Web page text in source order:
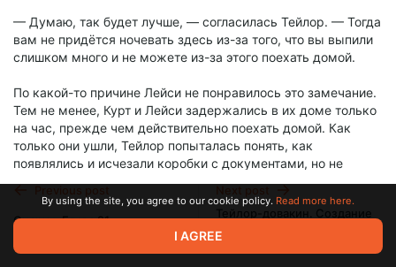
— Думаю, так будет лучше, — согласилась Тейлор. — Тогда
вам не придётся ночевать здесь из-за того, что вы выпили
слишком много и не можете из-за этого поехать домой.
По какой-то причине Лейси не понравилось это замечание.
Тем не менее, Курт и Лейси задержались в их доме только
на час, прежде чем действительно поехать домой. Как
только они ушли, Тейлор попыталась понять, как
появлялись и исчезали коробки с документами, но не
нашла про них ничего, кроме базовых инструкций по их
использованию и методов их безопасного открытия. На
самом деле, судя по документации СКП, к которой она
могла получить доступ, там вообще нигде не упоминалось,
как эти коробки перемещались.
Снарки. Глава 21.
Jun 18 2023 09:00
By using the site, you agree to our cookie policy. Read more here.
I AGREE